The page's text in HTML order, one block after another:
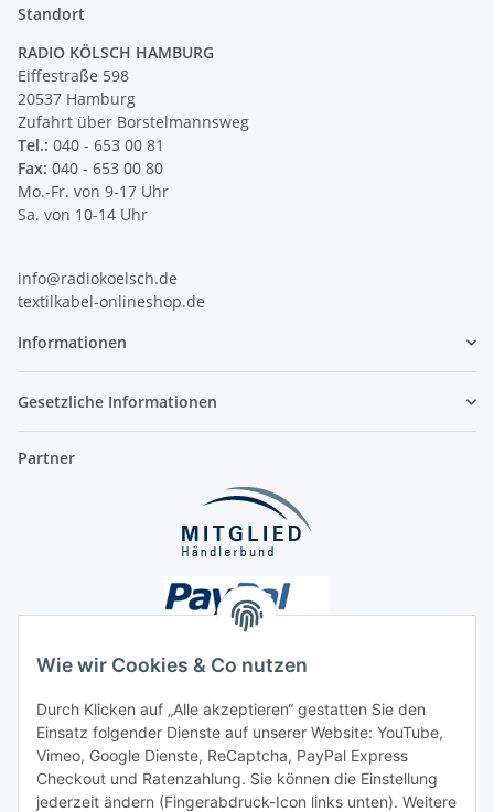
Wie wir Cookies & Co nutzen
Durch Klicken auf „Alle akzeptieren“ gestatten Sie den
Einsatz folgender Dienste auf unserer Website: YouTube,
Vimeo, Google Dienste, ReCaptcha, PayPal Express
Checkout und Ratenzahlung. Sie können die Einstellung
jederzeit ändern (Fingerabdruck-Icon links unten). Weitere
Standort
RADIO KÖLSCH HAMBURG
Eiffestraße 598
20537 Hamburg
Zufahrt über Borstelmannsweg
Tel.: 040 - 653 00 81
Fax: 040 - 653 00 80
Mo.-Fr. von 9-17 Uhr
Sa. von 10-14 Uhr
info@radiokoelsch.de
textilkabel-onlineshop.de
Informationen
Gesetzliche Informationen
Partner
Unsere Seiten
Social Media